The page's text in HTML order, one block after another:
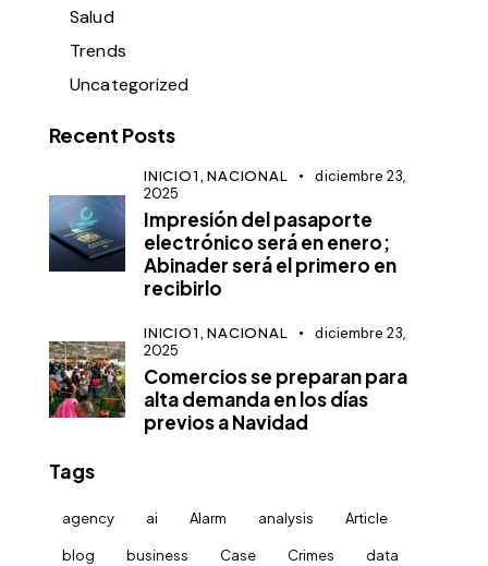
Salud
Trends
Uncategorized
Recent Posts
INICIO1,NACIONAL
diciembre 23,
2025
Impresión del pasaporte
electrónico será en enero;
Abinader será el primero en
recibirlo
INICIO1,NACIONAL
diciembre 23,
2025
Comercios se preparan para
alta demanda en los días
previos a Navidad
Tags
agency ai Alarm analysis Article
blog business Case Crimes data